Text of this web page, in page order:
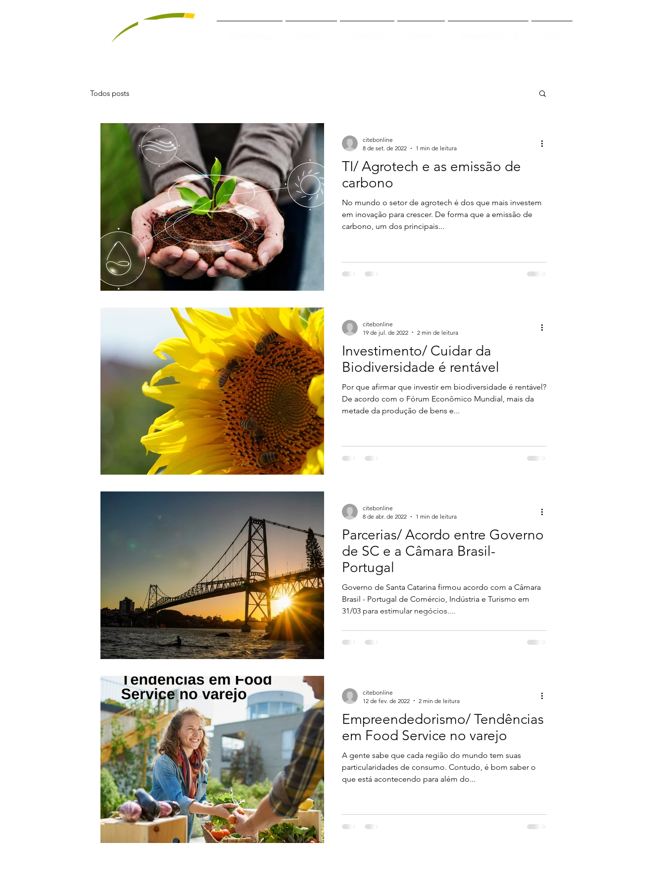
Todos posts
TI/ Agrotech e as emissão de
carbono
No mundo o setor de agrotech é dos que mais investem
em inovação para crescer. De forma que a emissão de
carbono, um dos principais...
citebonline
8 de set. de 2022
1 min de leitura
Investimento/ Cuidar da
Biodiversidade é rentável
Por que afirmar que investir em biodiversidade é rentável?
De acordo com o Fórum Econômico Mundial, mais da
metade da produção de bens e...
citebonline
19 de jul. de 2022
2 min de leitura
Parcerias/ Acordo entre Governo
de SC e a Câmara Brasil-
Portugal
Governo de Santa Catarina firmou acordo com a Câmara
Brasil - Portugal de Comércio, Indústria e Turismo em
31/03 para estimular negócios....
citebonline
8 de abr. de 2022
1 min de leitura
Empreendedorismo/ Tendências
em Food Service no varejo
A gente sabe que cada região do mundo tem suas
particularidades de consumo. Contudo, é bom saber o
que está acontecendo para além do...
citebonline
12 de fev. de 2022
2 min de leitura